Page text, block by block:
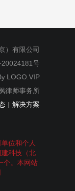
）有限公司
20024181号
LOGO.VIP
律师事务所
| 解决方案
位和个人
科技（北
个。本网站